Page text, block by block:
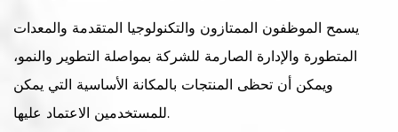
يسمح الموظفون الممتازون والتكنولوجيا المتقدمة والمعدات
المتطورة والإدارة الصارمة للشركة بمواصلة التطوير والنمو،
ويمكن أن تحظى المنتجات بالمكانة الأساسية التي يمكن
للمستخدمين الاعتماد عليها.